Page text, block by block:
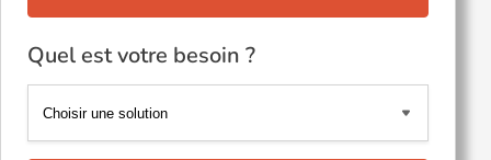
Quel est votre besoin ?